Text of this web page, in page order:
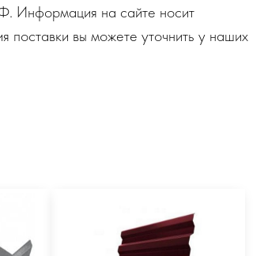
Информация на сайте носит
поставки вы можете уточнить у наших